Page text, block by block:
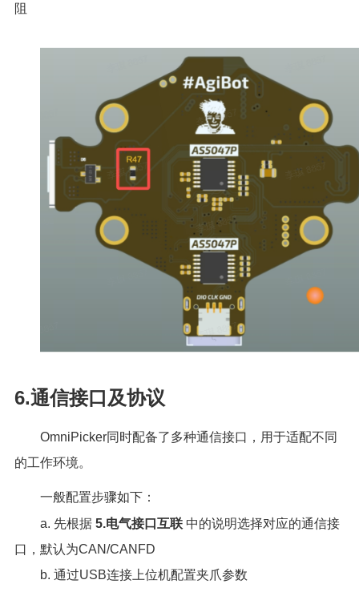
阻
6.通信接口及协议
OmniPicker同时配备了多种通信接口，用于适配不同
的工作环境。
一般配置步骤如下：
a. 先根据 5.电气接口互联中的说明选择对应的通信接
口，默认为CAN/CANFD
b. 通过USB连接上位机配置夹爪参数